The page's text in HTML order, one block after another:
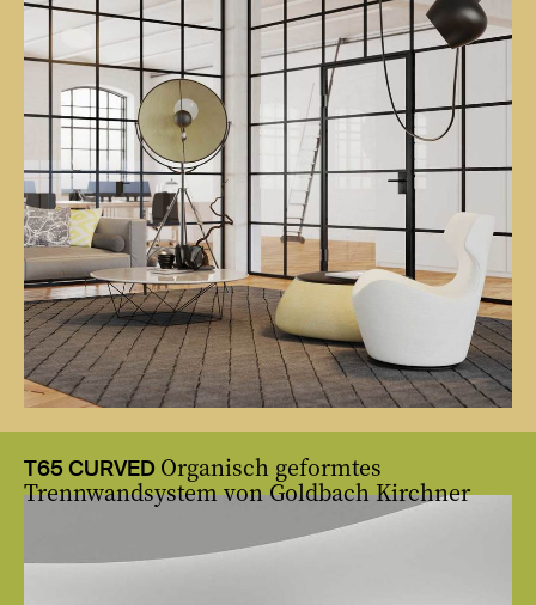
T65 CURVED Organisch geformtes
Trennwandsystem von Goldbach Kirchner